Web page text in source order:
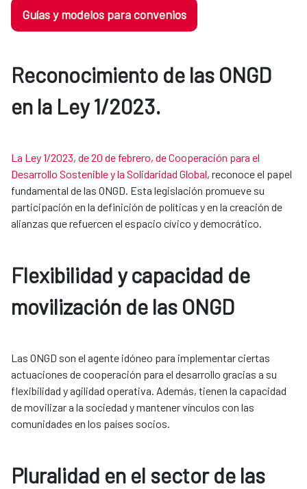
Guías y modelos para convenios
Reconocimiento de las ONGD
en la Ley 1/2023.​​​​​​​
La Ley 1/2023, de 20 de febrero, de Cooperación para el
Desarrollo Sostenible y la Solidaridad Global, reconoce el papel
fundamental de las ONGD. Esta legislación promueve su
participación en la definición de políticas y en la creación de
alianzas que refuercen el espacio cívico y democrático.
Flexibilidad y capacidad de
movilización de las ONGD
Las ONGD son el agente idóneo para implementar ciertas
actuaciones de cooperación para el desarrollo gracias a su
flexibilidad y agilidad operativa. Además, tienen la capacidad
de movilizar a la sociedad y mantener vínculos con las
comunidades en los países socios.
Pluralidad en el sector de las